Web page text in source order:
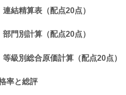
結精算表（配点20点）
門別計算（配点20点）
級別総合原価計算（配点20点）
率と総評